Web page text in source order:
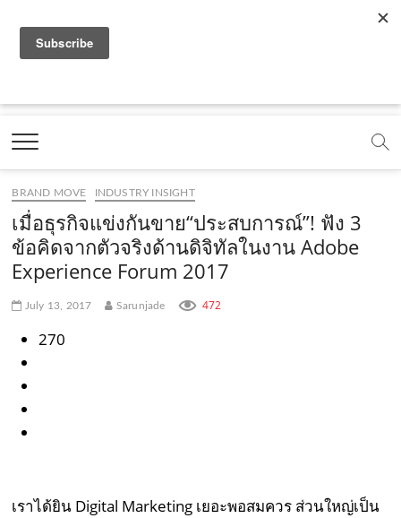
a
e
b
o
o
k
.
c
o
o
t
b
e
.
c
o
m
.
o
e
m
e
t
g
r
a
m
.
t
k
.
c
o
m
Marketing Oops!
DIGITAL | CREATIVE | ADVERTISING | CAMPAIGN |
BRAND MOVE INDUSTRY INSIGHT
เมื่อธุรกิจแข่งกันขาย“ประสบการณ์”! ฟัง 3
ข้อคิดจากตัวจริงด้านดิจิทัลในงาน Adobe
Experience Forum 2017
July 13, 2017 Sarunjade 472
270
เราได้ยิน Digital Marketing เยอะพอสมควร ส่วนใหญ่เป็น